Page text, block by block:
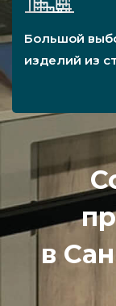
Большой
изделий из
в